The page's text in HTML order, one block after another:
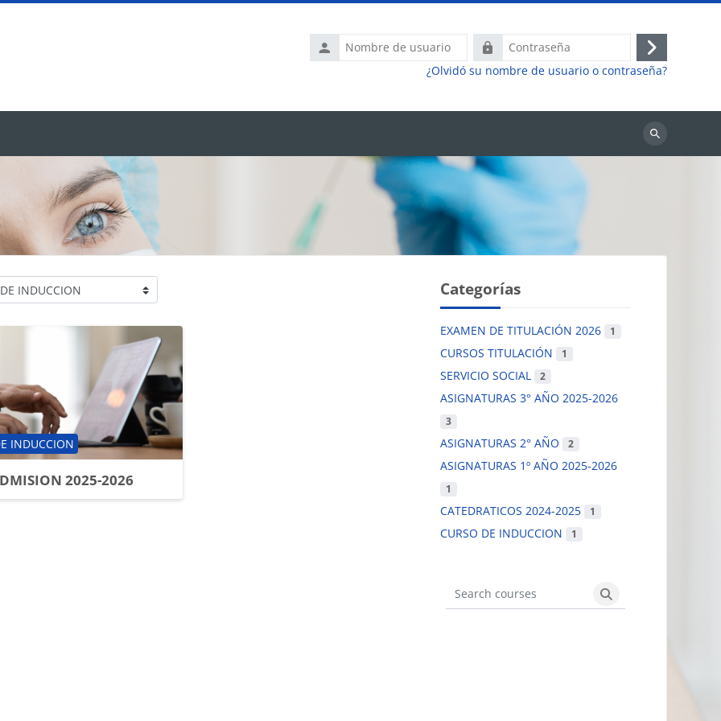
Nombre
de
Contraseña
Acceder
¿Olvidó su nombre de usuario o contraseña?
Buscar
2025-2026
cursos
INDUCCION
Categorías
EXAMEN DE TITULACIÓN 2026 1
CURSOS TITULACIÓN 1
SERVICIO SOCIAL 2
ASIGNATURAS 3° AÑO 2025-2026
3
ASIGNATURAS 2° AÑO 2
ASIGNATURAS 1º AÑO 2025-2026
1
CATEDRATICOS 2024-2025 1
CURSO DE INDUCCION 1
Search courses
Search courses